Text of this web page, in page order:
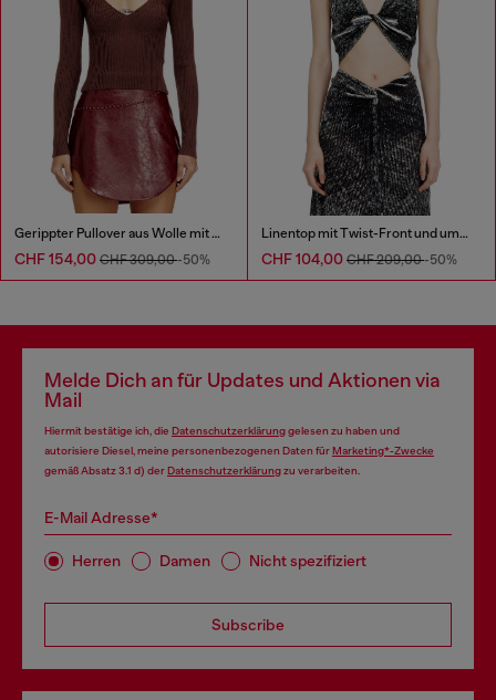
Gerippter Pullover aus Wolle mit Ausschnitt
CHF 154,00 CHF 309,00-50%
Linentop mit Twist-Front und umgekehrtem Print
CHF 104,00 CHF 209,00-50%
Melde Dich an für Updates und Aktionen via
Mail
Hiermit bestätige ich, die Datenschutzerklärunggelesen zu haben und
autorisiere Diesel, meine personenbezogenen Daten fürMarketing*-Zwecke
gemäß Absatz 3.1 d) derDatenschutzerklärungzu verarbeiten.
E-Mail Adresse*
Herren Damen Nicht spezifiziert
Subscribe